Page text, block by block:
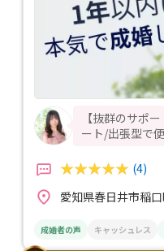
【抜群のサポ
ート/出張型で
(4)
愛知県春日井市稲
成婚者の声 キャッシュレス